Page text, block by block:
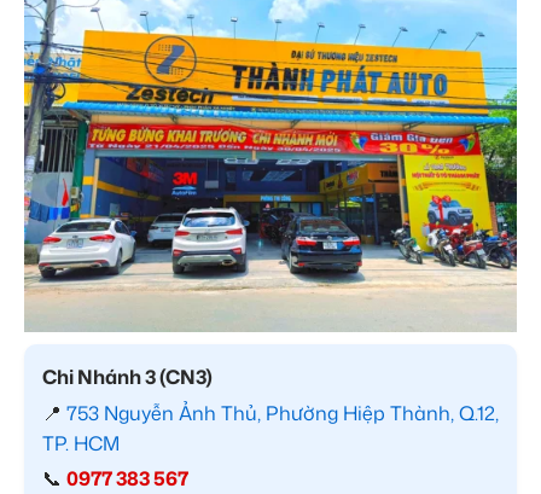
Chi Nhánh 3 (CN3)
📍 753 Nguyễn Ảnh Thủ, Phường Hiệp Thành, Q.12,
TP. HCM
📞 0977 383 567